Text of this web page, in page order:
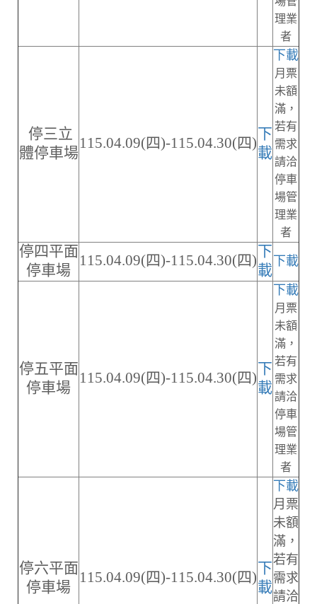
理業
者
停三立
體停車場
115.04.09(四)-115.04.30(四)
下
載
下載
月票
未額
滿，
若有
需求
請洽
停車
場管
理業
者
停四平面
停車場
115.04.09(四)-115.04.30(四)
下
載
下載
停五平面
停車場
115.04.09(四)-115.04.30(四)
下
載
下載
月票
未額
滿，
若有
需求
請洽
停車
場管
理業
者
停六平面
停車場
115.04.09(四)-115.04.30(四)
下
載
下載
月票
未額
滿，
若有
需求
請洽